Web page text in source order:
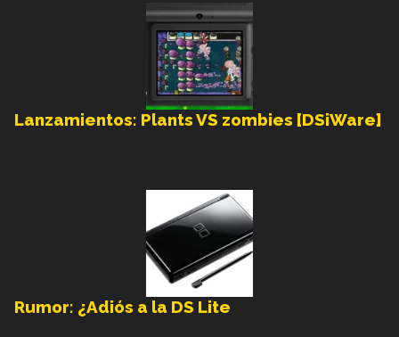
Lanzamientos: Plants VS zombies [DSiWare]
Rumor: ¿Adiós a la DS Lite